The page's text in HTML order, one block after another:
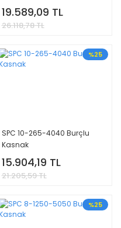
19.589,09 TL
26.118,78 TL
%25
SPC 10-265-4040 Burçlu
Kasnak
15.904,19 TL
21.205,59 TL
%25